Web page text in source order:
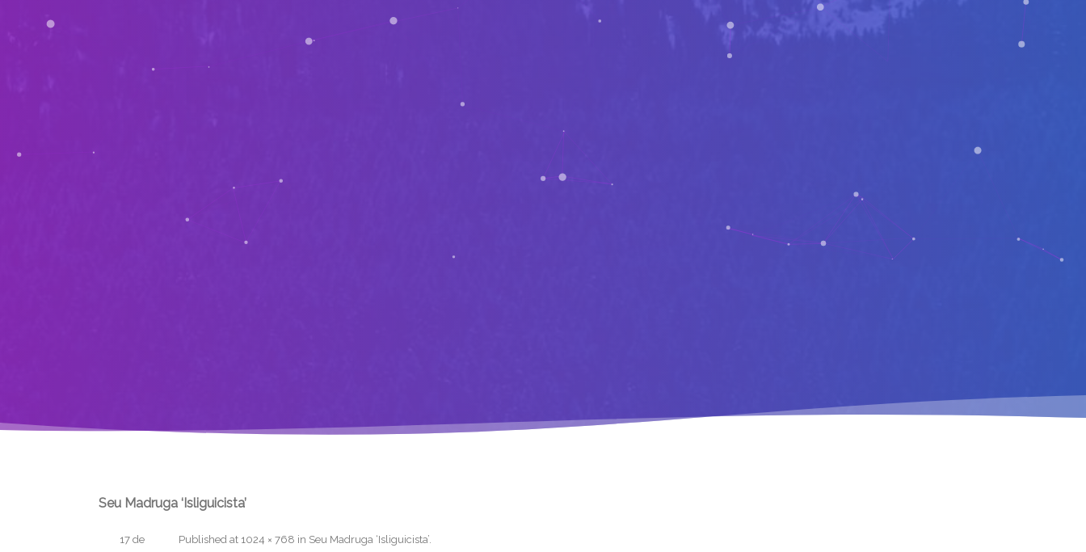
Seu Madruga ‘Isliguicista’
Published
17 de
at 1024 × 768 in Seu Madruga ‘Isliguicista’.